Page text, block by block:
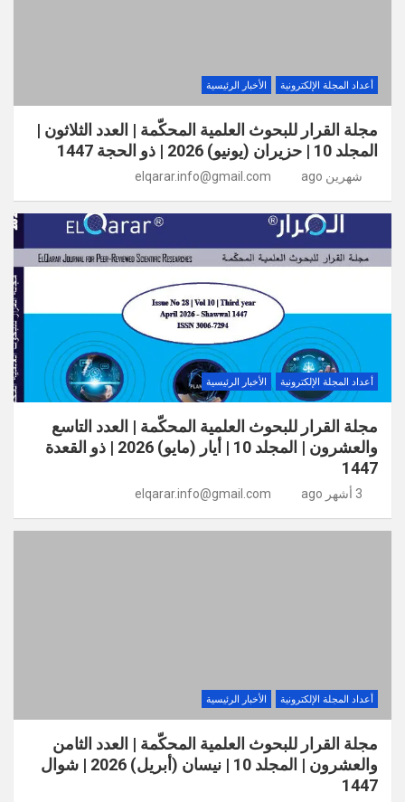
أعداد المجلة الإلكترونية الأخبار الرئيسية
مجلة القرار للبحوث العلمية المحكّمة | العدد الثلاثون |
المجلد 10 | حزيران (يونيو) 2026 | ذو الحجة 1447
شهرين ago elqarar.info@gmail.com
أعداد المجلة الإلكترونية الأخبار الرئيسية
مجلة القرار للبحوث العلمية المحكّمة | العدد التاسع
والعشرون | المجلد 10 | أيار (مايو) 2026 | ذو القعدة
1447
3 أشهر ago elqarar.info@gmail.com
أعداد المجلة الإلكترونية الأخبار الرئيسية
مجلة القرار للبحوث العلمية المحكّمة | العدد الثامن
والعشرون | المجلد 10 | نيسان (أبريل) 2026 | شوال
1447